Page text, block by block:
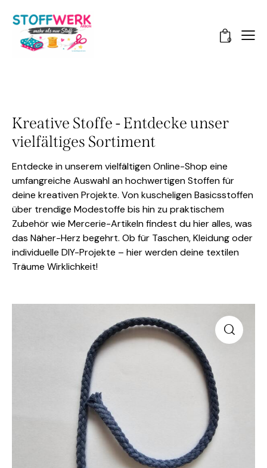
0
Kreative Stoffe - Entdecke unser
vielfältiges Sortiment
Entdecke in unserem vielfältigen Online-Shop eine
umfangreiche Auswahl an hochwertigen Stoffen für
deine kreativen Projekte. Von kuscheligen Basicsstoffen
über trendige Modestoffe bis hin zu praktischem
Zubehör wie Mercerie-Artikeln findest du hier alles, was
das Näher-Herz begehrt. Ob für Taschen, Kleidung oder
individuelle DIY-Projekte – hier werden deine textilen
Träume Wirklichkeit!